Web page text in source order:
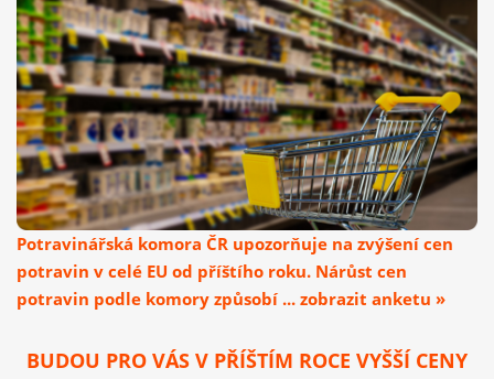
Potravinářská komora ČR upozorňuje na zvýšení cen
potravin v celé EU od příštího roku. Nárůst cen
potravin podle komory způsobí ... zobrazit anketu »
BUDOU PRO VÁS V PŘÍŠTÍM ROCE VYŠŠÍ CENY